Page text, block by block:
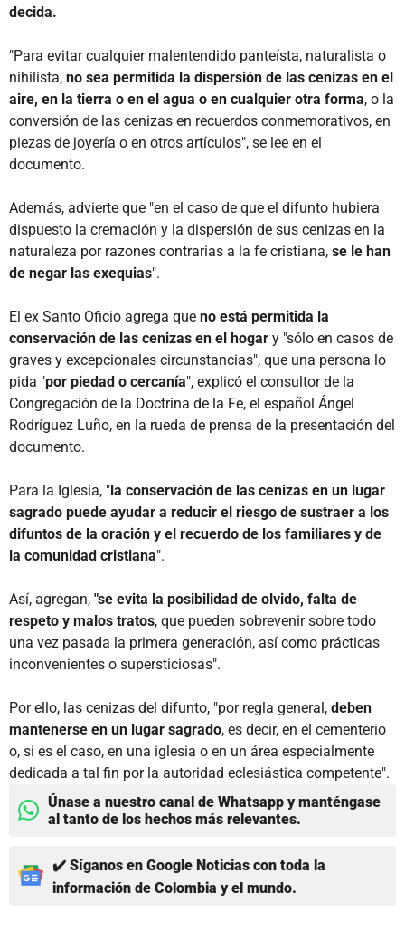
decida.
"Para evitar cualquier malentendido panteísta, naturalista o
nihilista, no sea permitida la dispersión de las cenizas en el
aire, en la tierra o en el agua o en cualquier otra forma, o la
conversión de las cenizas en recuerdos conmemorativos, en
piezas de joyería o en otros artículos", se lee en el
documento.
Además, advierte que "en el caso de que el difunto hubiera
dispuesto la cremación y la dispersión de sus cenizas en la
naturaleza por razones contrarias a la fe cristiana, se le han
de negar las exequias".
El ex Santo Oficio agrega que no está permitida la
conservación de las cenizas en el hogar y "sólo en casos de
graves y excepcionales circunstancias", que una persona lo
pida "por piedad o cercanía", explicó el consultor de la
Congregación de la Doctrina de la Fe, el español Ángel
Rodríguez Luño, en la rueda de prensa de la presentación del
documento.
Para la Iglesia, "la conservación de las cenizas en un lugar
sagrado puede ayudar a reducir el riesgo de sustraer a los
difuntos de la oración y el recuerdo de los familiares y de
la comunidad cristiana".
Así, agregan, "se evita la posibilidad de olvido, falta de
respeto y malos tratos, que pueden sobrevenir sobre todo
una vez pasada la primera generación, así como prácticas
inconvenientes o supersticiosas".
Por ello, las cenizas del difunto, "por regla general, deben
mantenerse en un lugar sagrado, es decir, en el cementerio
o, si es el caso, en una iglesia o en un área especialmente
dedicada a tal fin por la autoridad eclesiástica competente".
Únase a nuestro canal de Whatsapp y manténgase
al tanto de los hechos más relevantes.
✔️ Síganos en Google Noticias con toda la
información de Colombia y el mundo.